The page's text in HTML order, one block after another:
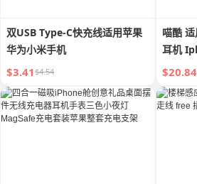
双USB Type-C快充线适用苹果
华为小米手机
$3.41$4.54
喵酷
耳机
无线充
充底座
$20.84